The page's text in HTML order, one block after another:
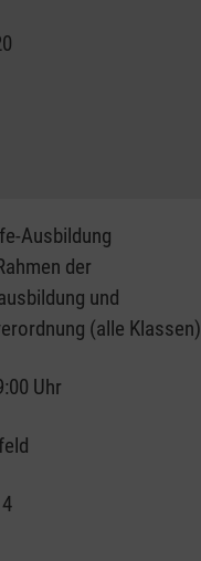
Ausbildung
der
und
(alle Klassen)
Uhr